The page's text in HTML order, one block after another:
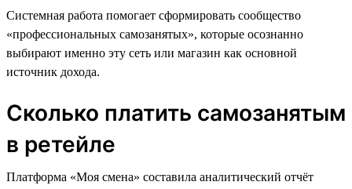
Системная работа помогает сформировать сообщество
«профессиональных самозанятых», которые осознанно
выбирают именно эту сеть или магазин как основной
источник дохода.
Сколько платить самозанятым
в ретейле
Платформа «Моя смена» составила аналитический отчёт